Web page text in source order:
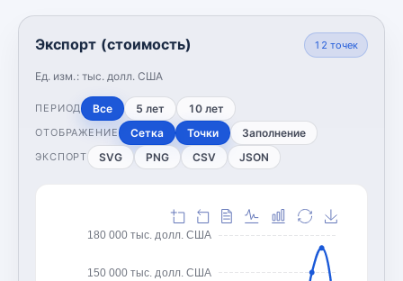
Экспорт (стоимость)
Ед. изм.: тыс. долл. США
12 точек
ПЕРИОД Все 5 лет 10 лет
ОТОБРАЖЕНИЕ Сетка Точки Заполнение
ЭКСПОРТ SVG PNG CSV JSON
150 000 тыс. долл. США
180 000 тыс. долл. США